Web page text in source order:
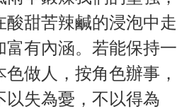
酸甜苦辣鹹的浸泡中走
富有內涵。若能保持一
做人，按角色辦事，
以失為憂，不以得為